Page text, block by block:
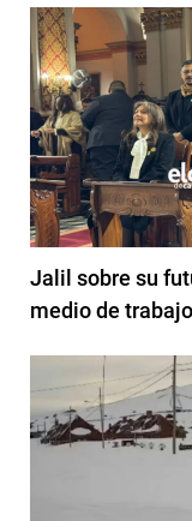
Jalil sobre su
medio de